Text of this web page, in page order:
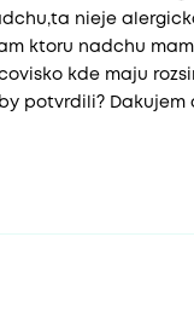
nieje
ktoru nadchu
kde maju
potvrdili? Dakujem